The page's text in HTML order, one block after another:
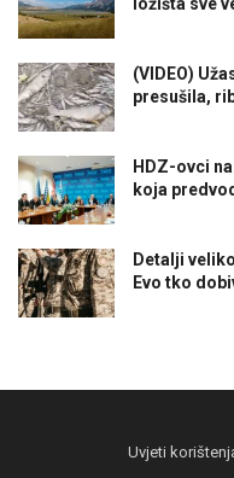
(VIDEO)
presušila,
HDZ-ovci
koja
Detalji
Evo tko
Uvjeti